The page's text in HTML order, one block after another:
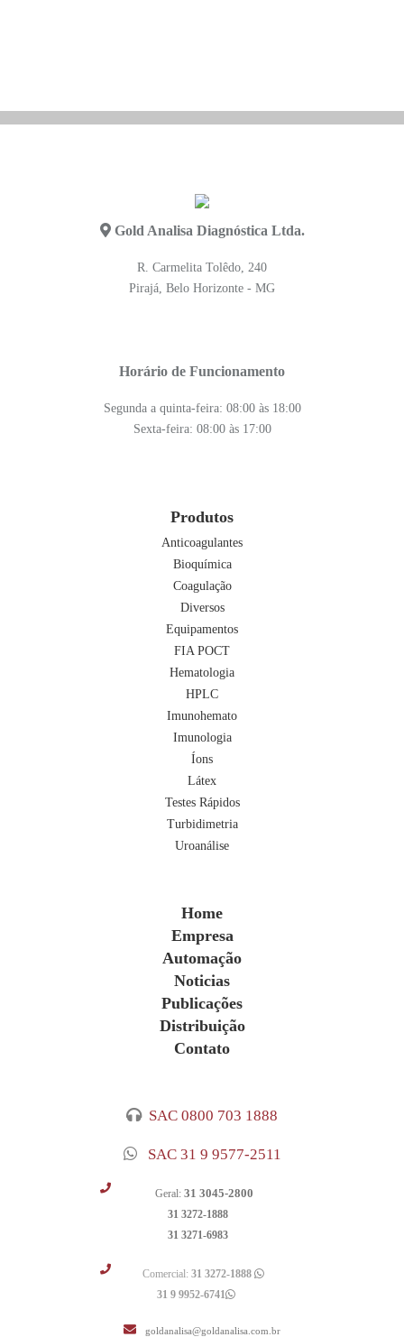
Gold Analisa Diagnóstica Ltda.
R. Carmelita Tolêdo, 240
Pirajá, Belo Horizonte - MG
Horário de Funcionamento
Segunda a quinta-feira: 08:00 às 18:00
Sexta-feira: 08:00 às 17:00
Produtos
Anticoagulantes
Bioquímica
Coagulação
Diversos
Equipamentos
FIA POCT
Hematologia
HPLC
Imunohemato
Imunologia
Íons
Látex
Testes Rápidos
Turbidimetria
Uroanálise
Home
Empresa
Automação
Noticias
Publicações
Distribuição
Contato
SAC 0800 703 1888
SAC 31 9 9577-2511
Geral:31 3045-2800
31 3272-1888
31 3271-6983
Comercial: 31 3272-1888
31 9 9952-6741
goldanalisa@goldanalisa.com.br